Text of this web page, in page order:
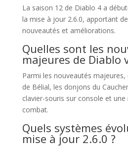
La saison 12 de Diablo 4 a
la mise à jour 2.6.0, apportant
nouveautés et améliorations.
Quelles sont les
majeures de Diablo
Parmi les nouveautés
de Bélial, les donjons du
clavier-souris sur console et
combat.
Quels systèmes
mise à jour 2.6.0 ?